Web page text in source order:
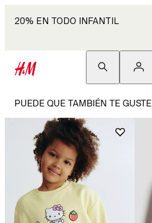
20% EN TODO INFANTIL
PUEDE QUE TAMBIÉN TE GUSTE